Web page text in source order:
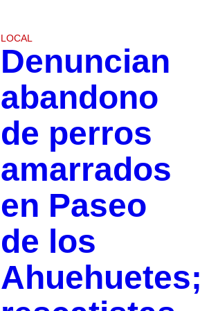
LOCAL
Denuncian
abandono
de perros
amarrados
en Paseo
de los